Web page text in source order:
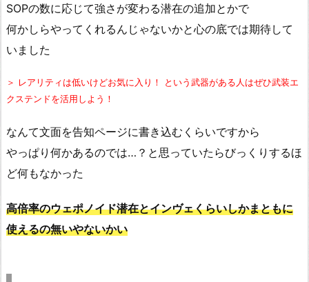
SOPの数に応じて強さが変わる潜在の追加とかで
何かしらやってくれるんじゃないかと心の底では期待して
いました
＞ レアリティは低いけどお気に入り！ という武器がある人はぜひ武装エ
クステンドを活用しよう！
なんて文面を告知ページに書き込むくらいですから
やっぱり何かあるのでは…？と思っていたらびっくりするほ
ど何もなかった
高倍率のウェポノイド潜在とインヴェくらいしかまともに
使えるの無いやないかい